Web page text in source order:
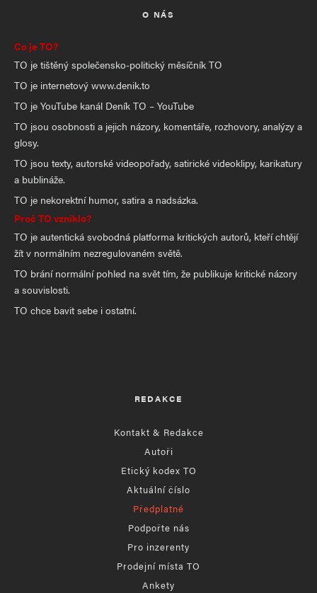
O NÁS
Co je TO?
TO je tištěný společensko-politický měsíčník TO
TO je internetový www.denik.to
TO je YouTube kanál Deník TO – YouTube
TO jsou osobnosti a jejich názory, komentáře, rozhovory, analýzy a
glosy.
TO jsou texty, autorské videopořady, satirické videoklipy, karikatury
a bublináže.
TO je nekorektní humor, satira a nadsázka.
Proč TO vzniklo?
TO je autentická svobodná platforma kritických autorů, kteří chtějí
žít v normálním nezregulovaném světě.
TO brání normální pohled na svět tím, že publikuje kritické názory
a souvislosti.
TO chce bavit sebe i ostatní.
REDAKCE
Kontakt & Redakce
Autoři
Etický kodex TO
Aktuální číslo
Předplatné
Podpořte nás
Pro inzerenty
Prodejní místa TO
Ankety